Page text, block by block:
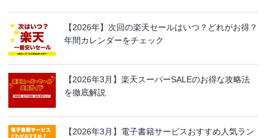
【2026年】次回の楽天セールはいつ？どれがお得？
年間カレンダーをチェック
【2026年3月】楽天スーパーSALEのお得な攻略法
を徹底解説
【2026年3月】電子書籍サービスおすすめ人気ラン